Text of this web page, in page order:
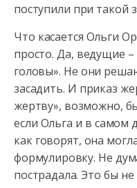
поступили при такой
Что касается Ольги
просто. Да, ведущие
головы». Не они
засадить. И приказ
жертву», возможно,
если Ольга и в самом
как говорят, она
формулировку. Не
пострадала. Это бы